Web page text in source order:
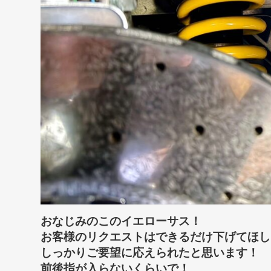
おなじみのこのイエローサス！
お客様のリクエストはできるだけ下げてほ
しっかりご要望に応えられたと思います！
前後指が入らないくらいで！